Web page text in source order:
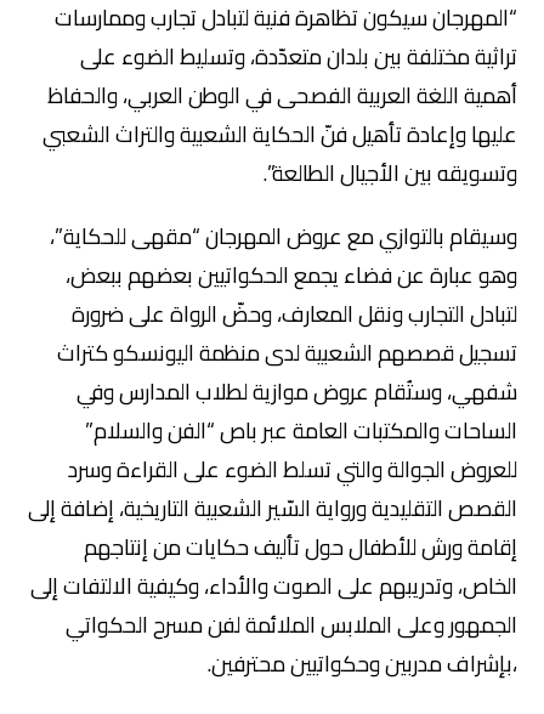
“المهرجان سيكون تظاهرة فنية لتبادل تجارب وممارسات
تراثية مختلفة بين بلدان متعدّدة، وتسليط الضوء على
أهمية اللغة العربية الفصحى في الوطن العربي، والحفاظ
عليها وإعادة تأهيل فنّ الحكاية الشعبية والتراث الشعبي
وتسويقه بين الأجيال الطالعة”.
وسيقام بالتوازي مع عروض المهرجان “مقهى للحكاية”،
وهو عبارة عن فضاء يجمع الحكواتيين بعضهم ببعض،
لتبادل التجارب ونقل المعارف، وحضّ الرواة على ضرورة
تسجيل قصصهم الشعبية لدى منظمة اليونسكو كتراث
شفهي، وستُقام عروض موازية لطلاب المدارس وفي
الساحات والمكتبات العامة عبر باص “الفن والسلام”
للعروض الجوالة والتي تسلط الضوء على القراءة وسرد
القصص التقليدية ورواية السّير الشعبية التاريخية، إضافة إلى
إقامة ورش للأطفال حول تأليف حكايات من إنتاجهم
الخاص، وتدريبهم على الصوت والأداء، وكيفية الالتفات إلى
الجمهور وعلى الملابس الملائمة لفن مسرح الحكواتي
،بإشراف مدربين وحكواتيين محترفين.